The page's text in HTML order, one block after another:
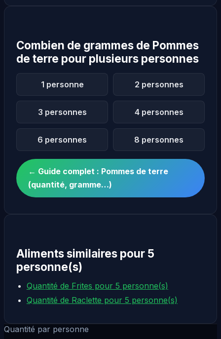
Combien de grammes de Pommes
de terre pour plusieurs personnes
1 personne 2 personnes
3 personnes 4 personnes
6 personnes 8 personnes
← Guide complet : Pommes de terre
(quantité, gramme…)
Aliments similaires pour 5
personne(s)
Quantité de Frites pour 5 personne(s)
Quantité de Raclette pour 5 personne(s)
Quantité par personne